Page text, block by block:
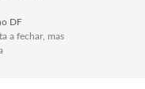
DF
a fechar, mas